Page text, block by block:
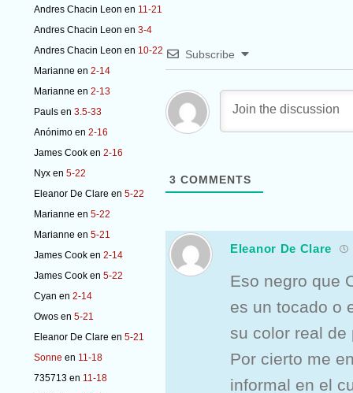
Andres Chacin Leon en 11-21
Andres Chacin Leon en 3-4
Andres Chacin Leon en 10-22
Marianne en 2-14
Marianne en 2-13
Pauls en 3.5-33
Anónimo en 2-16
James Cook en 2-16
Nyx en 5-22
Eleanor De Clare en 5-22
Marianne en 5-22
Marianne en 5-21
James Cook en 2-14
James Cook en 5-22
Cyan en 2-14
Owos en 5-21
Eleanor De Clare en 5-21
Sonne en 11-18
735713 en 11-18
Subscribe
3 COMMENTS
Eleanor De Clare
Eso negro que
es un tocado o
su color real
Por cierto me
informal en el